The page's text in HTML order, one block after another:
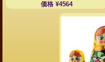
価格 ¥4564